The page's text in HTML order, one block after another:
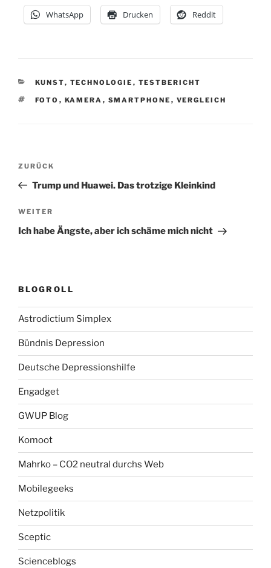
WhatsApp Drucken Reddit
KATEGORIEN
KUNST, TECHNOLOGIE , TESTBERICHT
SCHLAGWÖRTER
FOTO , KAMERA , SMARTPHONE , VERGLEICH
Beitragsnavigation
Vorheriger
Beitrag
ZURÜCK
Trump und Huawei. Das trotzige Kleinkind
Nächster
Beitrag
WEITER
Ich habe Ängste, aber ich schäme mich nicht
BLOGROLL
Astrodictium Simplex
Bündnis Depression
Deutsche Depressionshilfe
Engadget
GWUP Blog
Komoot
Mahrko – CO2 neutral durchs Web
Mobilegeeks
Netzpolitik
Sceptic
Scienceblogs